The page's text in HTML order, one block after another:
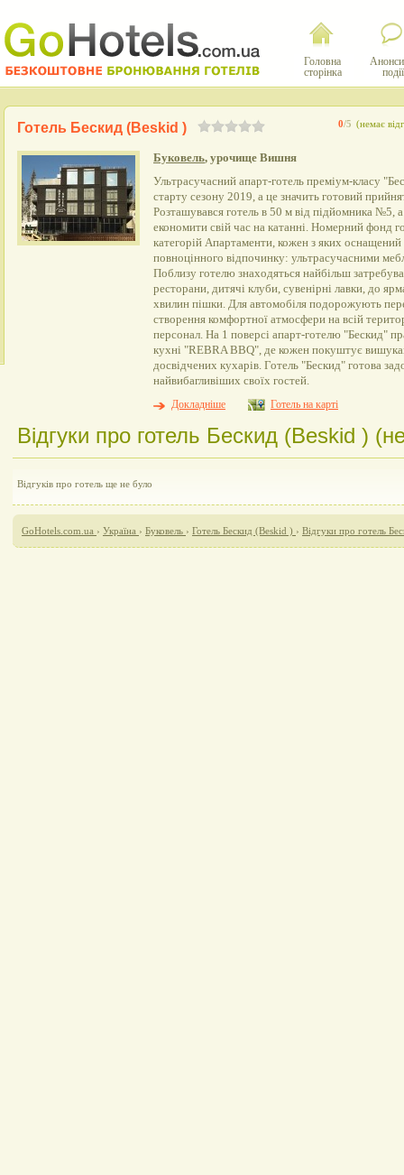
Головна
сторінка
події
0/5 (немає
Готель Бескид (Beskid )
Буковель, урочище Вишня
Ультрасучасний апарт-готель преміум-класу
старту сезону 2019, а це значить готовий
Розташувався готель в 50 м від підйомника №5,
економити свій час на катанні. Номерний фонд
категорій Апартаменти, кожен з яких оснащений
повноцінного відпочинку: ультрасучасними
Поблизу готелю знаходяться найбільш
ресторани, дитячі клуби, сувенірні лавки, до
хвилин пішки. Для автомобіля подорожують
створення комфортної атмосфери на всій
персонал. На 1 поверсі апарт-готелю "Бескид"
кухні "REBRA BBQ", де кожен покуштує
досвідчених кухарів. Готель "Бескид" готова
найвибагливіших своїх гостей.
Докладніше
Готель на карті
Відгуки про готель Бескид (Beskid )
Відгуків про готель ще не було
GoHotels.com.ua › Україна › Буковель › Готель Бескид (Beskid ) › Відгуки про готель